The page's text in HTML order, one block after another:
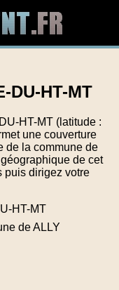
DU-HT-MT
HT-MT (latitude :
une couverture
de la commune de
de cet
puis dirigez votre
HT-MT
de ALLY